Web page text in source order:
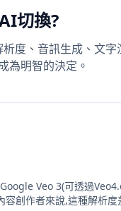
切換?
度、音訊生成、文字
為明智的決定。
Veo 3(可透過
創作者來說,這種解析